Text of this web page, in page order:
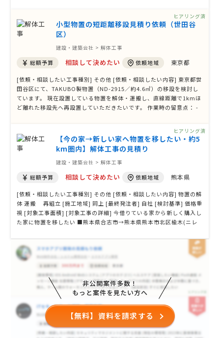
小型物置の短距離移設見積り依頼（世田谷
区）
建設・建築会社 > 解体工事
総額予算 相談して決めたい 依頼地域 東京都
[依頼・相談したい工事種別] その他 [依頼・相談したい内容] 東京都世
田谷区にて、TAKUBO製物置（ND-2915／約4.6㎡）の移設を検討し
ています。 現在設置している物置を解体・運搬し、直線距離で1kmほ
ど離れた移設先へ再設置していただきたいです。 作業時の留意点： -
置場所の条件を考慮し …
ヒアリング済
【今の家→新しい家へ物置を移したい・約5
km圏内】解体工事の見積り
建設・建築会社 > 解体工事
総額予算 相談して決めたい 依頼地域 熊本県
[依頼・相談したい工事種別] その他 [依頼・相談したい内容] 物置の解
体 運搬 再組立 [施工地域] 同上 [最終発注者] 自社 [検討基準] 価格重
視 [対象工事面積] [対象工事の詳細] 今借りている家から新しく購入し
た家に物置を移したい ■熊本県合志市→熊本県熊本市北区楡木(ニレ
ご要望、備考]
ヒアリング済
非公開案件多数！
もっと案件を見たい方へ
【無料】資料を請求する